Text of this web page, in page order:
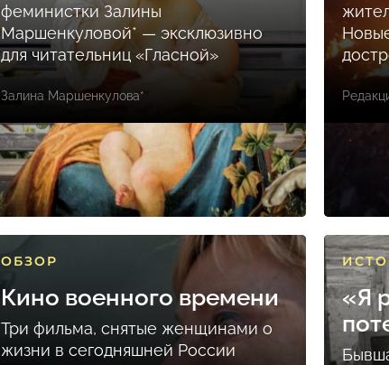
феминистки Залины
Маршенкуловой* — эксклюзивно
для читательниц «Гласной»
Залина Маршенкулова*
ОБЗОР
Кино военного времени
Три фильма, снятые женщинами о
жизни в сегодняшней России
«Я